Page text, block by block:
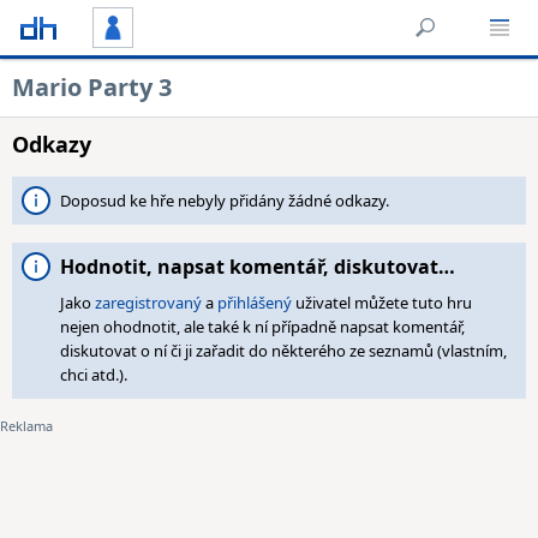
Mario Party 3
Odkazy
Doposud ke hře nebyly přidány žádné odkazy.
Hodnotit, napsat komentář, diskutovat…
Jakozaregistrovanýa přihlášený uživatel můžete tuto hru
nejen ohodnotit, ale také k ní případně napsat komentář,
diskutovat o ní či ji zařadit do některého ze seznamů (vlastním,
chci atd.).